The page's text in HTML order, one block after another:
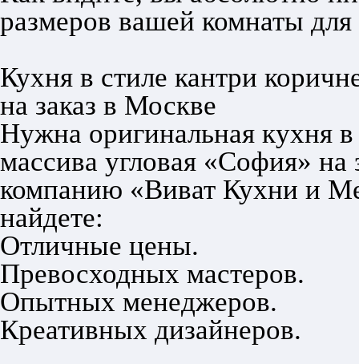
размеров вашей комнаты
Кухня в стиле кантри
на заказ в Москве
Нужна оригинальная кухня в
массива угловая «София»
компанию «Виват Кухни и
найдете:
Отличные цены.
Превосходных мастеров.
Опытных менеджеров.
Креативных дизайнеров.